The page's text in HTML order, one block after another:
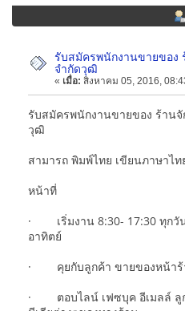
รับสมัครพนักงานขายของ
จำกัดวุฒิ
« เมื่อ: สิงหาคม 05, 2016,
รับสมัครพนักงานขายของ ร้าน
วุฒิ
สามารถ พิมพ์ไทย เขียนภาษาไ
หน้าที่
· เริ่มงาน 8:30- 17:30 ทุกวั
อาทิตย์
· คุยกับลูกค้า ขายของหน้าร้
· ตอบไลน์ เฟซบุค อีเมลล์ ลูก